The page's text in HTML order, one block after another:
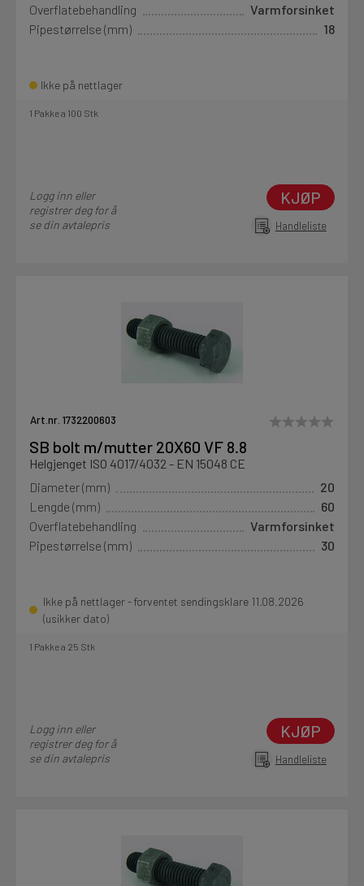
Overflatebehandling
Varmforsinket
Pipestørrelse (mm)
18
Ikke på nettlager
1 Pakke a 100 Stk
Logg inn eller
registrer deg for å
se din avtalepris
KJØP
Handleliste
Art.nr. 1732200603
SB bolt m/mutter 20X60 VF 8.8
Helgjenget ISO 4017/4032 - EN 15048 CE
Diameter (mm)
20
Lengde (mm)
60
Overflatebehandling
Varmforsinket
Pipestørrelse (mm)
30
Ikke på nettlager - forventet sendingsklare 11.08.2026
(usikker dato)
1 Pakke a 25 Stk
Logg inn eller
registrer deg for å
se din avtalepris
KJØP
Handleliste